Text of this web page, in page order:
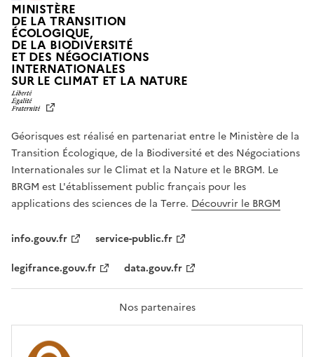
MINISTÈRE
DE LA TRANSITION
ÉCOLOGIQUE,
DE LA BIODIVERSITÉ
ET DES NÉGOCIATIONS
INTERNATIONALES
SUR LE CLIMAT ET LA NATUREL
T
É
,
É
G
A
L
F
A
T
R
Géorisques est réalisé en partenariat entre le Ministère de la
Transition Écologique, de la Biodiversité et des Négociations
Internationales sur le Climat et la Nature et le BRGM. Le
BRGM est L'établissement public français pour les
applications des sciences de la Terre. Découvrir le BRGM
info.gouv.fr
service-public.fr
legifrance.gouv.fr
data.gouv.fr
Nos partenaires